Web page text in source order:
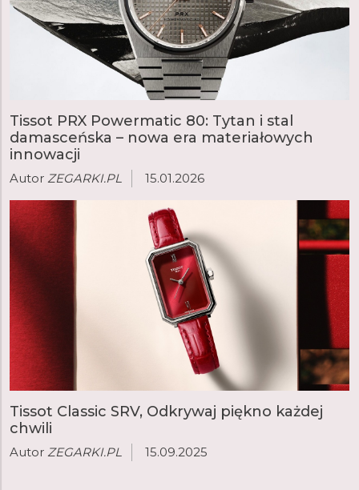
Tissot PRX Powermatic 80: Tytan i stal
damasceńska – nowa era materiałowych
innowacji
Autor ZEGARKI.PL 15.01.2026
Tissot Classic SRV, Odkrywaj piękno każdej
chwili
Autor ZEGARKI.PL 15.09.2025